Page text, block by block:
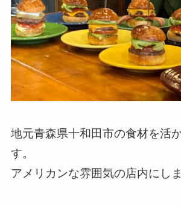
地元青森県十和田市の食材を活
す。
アメリカンな雰囲気の店内にしま